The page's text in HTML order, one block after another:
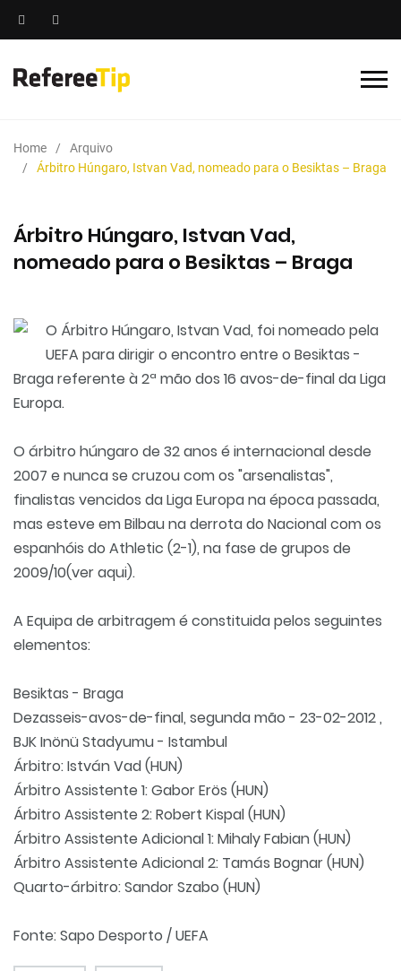
Home
Arquivo
Árbitro Húngaro, Istvan Vad, nomeado para o Besiktas – Braga
Árbitro Húngaro, Istvan Vad,
nomeado para o Besiktas – Braga
O Árbitro Húngaro, Istvan Vad, foi nomeado pela
UEFA para dirigir o encontro entre o Besiktas -
Braga referente à 2ª mão dos 16 avos-de-final da Liga
Europa.
O árbitro húngaro de 32 anos é internacional desde
2007 e nunca se cruzou com os "arsenalistas",
finalistas vencidos da Liga Europa na época passada,
mas esteve em Bilbau na derrota do Nacional com os
espanhóis do Athletic (2-1), na fase de grupos de
2009/10(ver aqui).
A Equipa de arbitragem é constituida pelos seguintes
elementos:
Besiktas - Braga
Dezasseis-avos-de-final, segunda mão - 23-02-2012 ,
BJK Inönü Stadyumu - Istambul
Árbitro: István Vad (HUN)
Árbitro Assistente 1: Gabor Erös (HUN)
Árbitro Assistente 2: Robert Kispal (HUN)
Árbitro Assistente Adicional 1: Mihaly Fabian (HUN)
Árbitro Assistente Adicional 2: Tamás Bognar (HUN)
Quarto-árbitro: Sandor Szabo (HUN)
Fonte: Sapo Desporto / UEFA